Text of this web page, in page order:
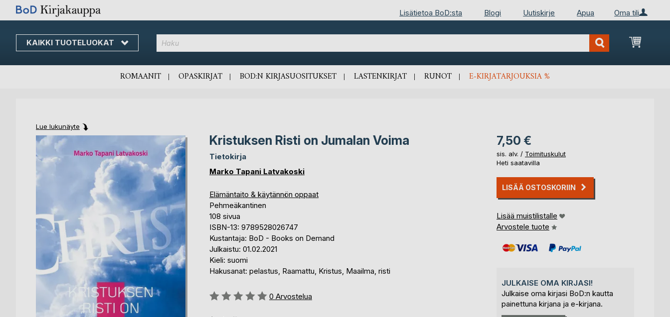
Oma tili
Lisätietoa BoD:sta Blogi Uutiskirje Apua
KAIKKI TUOTELUOKAT
Skip
Content
ROMAANIT OPASKIRJAT BOD:N KIRJASUOSITUKSET LASTENKIRJAT RUNOT E-KIRJATARJOUKSIA %
Lue lukunäyte
Skip
the
gallery
Skip
the
gallery
Kristuksen Risti on Jumalan Voima
Tietokirja
Marko Tapani Latvakoski
Elämäntaito & käytännön oppaat
Pehmeäkantinen
108 sivua
ISBN-13: 9789528026747
Kustantaja: BoD - Books on Demand
Julkaistu: 01.02.2021
Kieli: suomi
Hakusanat: pelastus, Raamattu, Kristus, Maailma, risti
Arvostelu::
0 Arvostelua
7,50 €
sis. alv. / Toimituskulut
Heti saatavilla
LISÄÄ OSTOSKORIIN
Lisää muistilistalle
Arvostele tuote
JULKAISE OMA KIRJASI!
Julkaise oma kirjasi BoD:n kautta
painettuna kirjana ja e-kirjana.